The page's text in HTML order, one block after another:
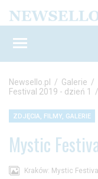
Newsello.pl / Galerie /
Festival 2019 - dzień 1
/
ZDJĘCIA, FILMY, GALERIE
Mystic
Kraków: Mystic